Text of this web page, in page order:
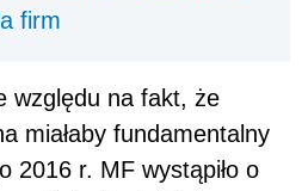
firm
względu na fakt, że
miałaby fundamentalny
2016 r. MF wystąpiło o